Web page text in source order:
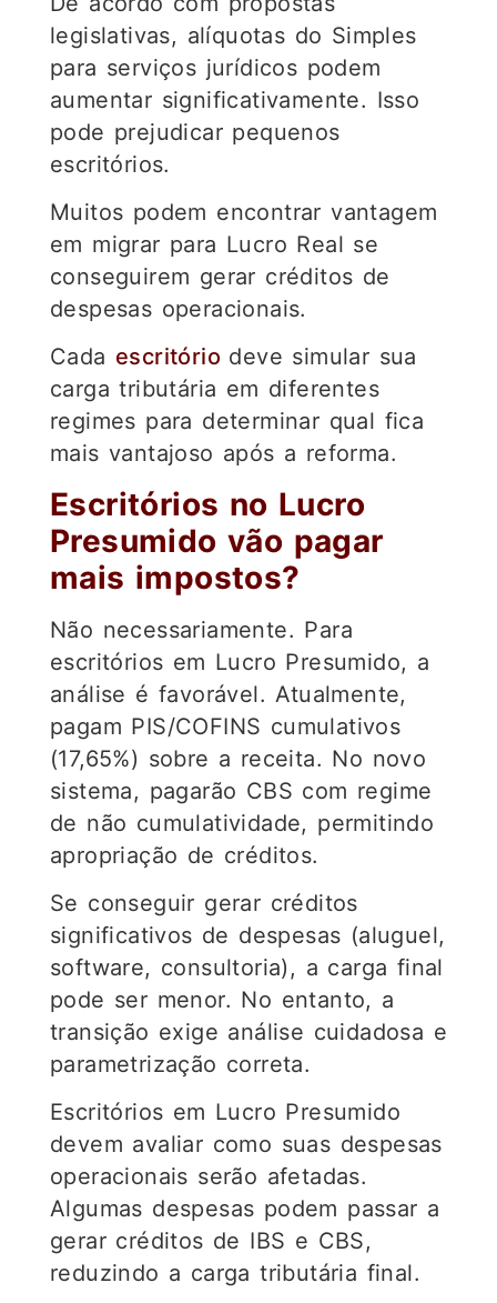
legislativas, alíquotas do Simples
para serviços jurídicos podem
aumentar significativamente. Isso
pode prejudicar pequenos
escritórios.
Muitos podem encontrar vantagem
em migrar para Lucro Real se
conseguirem gerar créditos de
despesas operacionais.
Cada escritório deve simular sua
carga tributária em diferentes
regimes para determinar qual fica
mais vantajoso após a reforma.
Escritórios no Lucro
Presumido vão pagar
mais impostos?
Não necessariamente. Para
escritórios em Lucro Presumido, a
análise é favorável. Atualmente,
pagam PIS/COFINS cumulativos
(17,65%) sobre a receita. No novo
sistema, pagarão CBS com regime
de não cumulatividade, permitindo
apropriação de créditos.
Se conseguir gerar créditos
significativos de despesas (aluguel,
software, consultoria), a carga final
pode ser menor. No entanto, a
transição exige análise cuidadosa e
parametrização correta.
Escritórios em Lucro Presumido
devem avaliar como suas despesas
operacionais serão afetadas.
Algumas despesas podem passar a
gerar créditos de IBS e CBS,
reduzindo a carga tributária final.